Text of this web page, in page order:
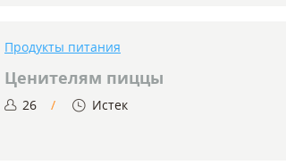
Продукты питания
Ценителям пиццы
26 Истек